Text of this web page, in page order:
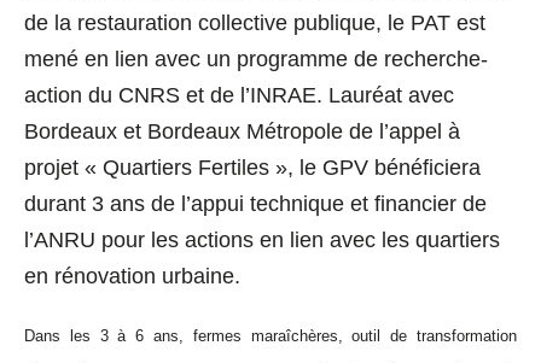
de la restauration collective publique, le PAT est
mené en lien avec un programme de recherche-
action du CNRS et de l’INRAE. Lauréat avec
Bordeaux et Bordeaux Métropole de l’appel à
projet « Quartiers Fertiles », le GPV bénéficiera
durant 3 ans de l’appui technique et financier de
l’ANRU pour les actions en lien avec les quartiers
en rénovation urbaine.
Dans les 3 à 6 ans, fermes maraîchères, outil de transformation